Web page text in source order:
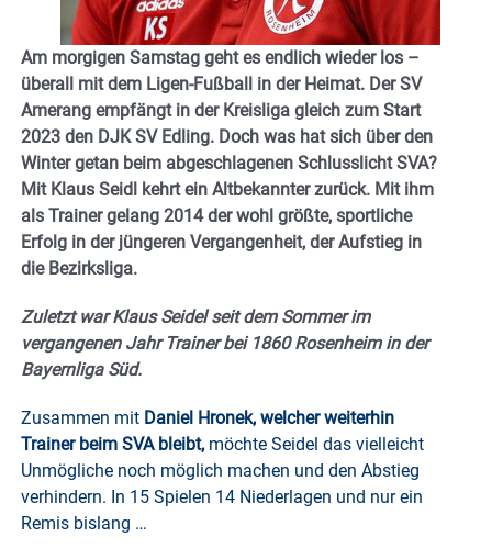
Am morgigen Samstag geht es endlich wieder los –
überall mit dem Ligen-Fußball in der Heimat. Der SV
Amerang empfängt in der Kreisliga gleich zum Start
2023 den DJK SV Edling. Doch was hat sich über den
Winter getan beim abgeschlagenen Schlusslicht SVA?
Mit Klaus Seidl kehrt ein Altbekannter zurück. Mit ihm
als Trainer gelang 2014 der wohl größte, sportliche
Erfolg in der jüngeren Vergangenheit, der Aufstieg in
die Bezirksliga.
Zuletzt war Klaus Seidel seit dem Sommer im
vergangenen Jahr Trainer bei 1860 Rosenheim in der
Bayernliga Süd.
Zusammen mit Daniel Hronek, welcher weiterhin
Trainer beim SVA bleibt, möchte Seidel das vielleicht
Unmögliche noch möglich machen und den Abstieg
verhindern. In 15 Spielen 14 Niederlagen und nur ein
Remis bislang …